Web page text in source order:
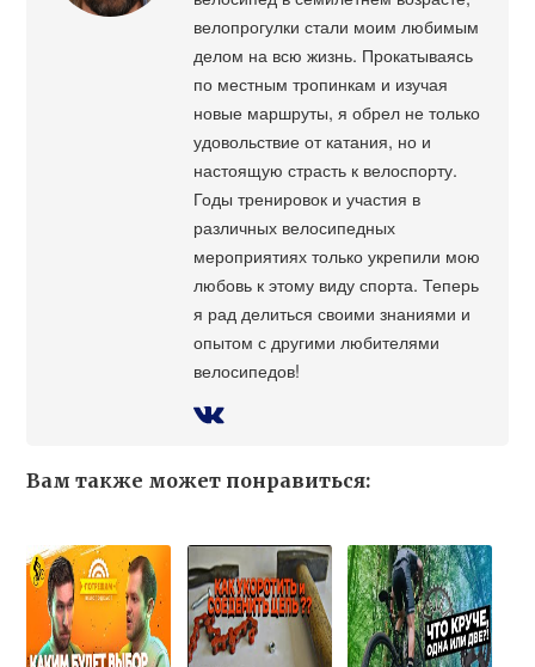
велопрогулки стали моим любимым
делом на всю жизнь. Прокатываясь
по местным тропинкам и изучая
новые маршруты, я обрел не только
удовольствие от катания, но и
настоящую страсть к велоспорту.
Годы тренировок и участия в
различных велосипедных
мероприятиях только укрепили мою
любовь к этому виду спорта. Теперь
я рад делиться своими знаниями и
опытом с другими любителями
велосипедов!
Вам также может понравиться: